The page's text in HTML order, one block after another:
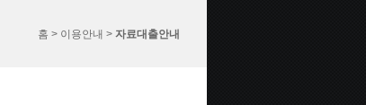
홈 > 이용안내 > 자료대출안내